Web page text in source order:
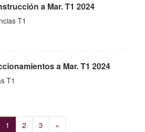
a Mar. T1 2024
T1
a Mar. T1 2024
T1
1 2 3 »